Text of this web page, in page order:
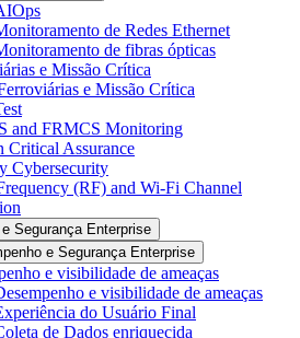
de Redes Ethernet
de fibras ópticas
e Missão Crítica
e Missão Crítica
and FRMCS Monitoring
Critical Assurance
Cybersecurity
(RF) and Wi-Fi Channel
Segurança Enterprise
e Segurança Enterprise
e visibilidade de ameaças
e visibilidade de ameaças
do Usuário Final
de Dados enriquecida